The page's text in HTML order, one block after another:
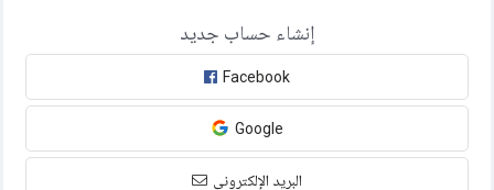
إنشاء حساب جديد
Facebook
Google
البريد الإلكتروني